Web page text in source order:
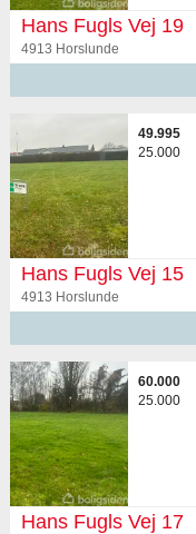
Hans Fugls Vej 19
4913 Horslunde
49.995
25.000
Hans Fugls Vej 15
4913 Horslunde
60.000
25.000
Hans Fugls Vej 17